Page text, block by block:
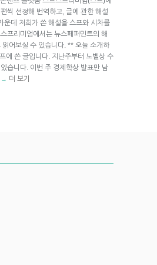
씩 선정해 번역하고, 글에 관한 해설
운데 저희가 쓴 해설을 스프와 시차를
프리미엄에서는 뉴스페퍼민트의 해
읽어보실 수 있습니다. ** 오늘 소개하
에 쓴 글입니다. 지난주부터 노벨상 수
습니다. 이번 주 경제학상 발표만 남
→ 더 보기